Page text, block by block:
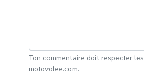
Ton commentaire doit respecter les
motovolee.com.